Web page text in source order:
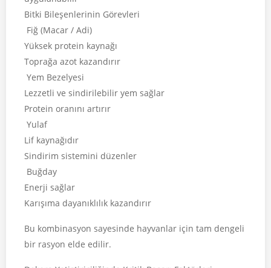
Bitki Bileşenlerinin Görevleri
Fiğ (Macar / Adi)
Yüksek protein kaynağı
Toprağa azot kazandırır
Yem Bezelyesi
Lezzetli ve sindirilebilir yem sağlar
Protein oranını artırır
Yulaf
Lif kaynağıdır
Sindirim sistemini düzenler
Buğday
Enerji sağlar
Karışıma dayanıklılık kazandırır
Bu kombinasyon sayesinde hayvanlar için tam dengeli
bir rasyon elde edilir.